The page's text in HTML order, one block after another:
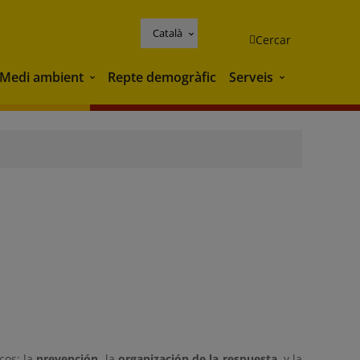
Català Cercar
Medi ambient Medi ambient
Repte demogràfic Serveis Serveis